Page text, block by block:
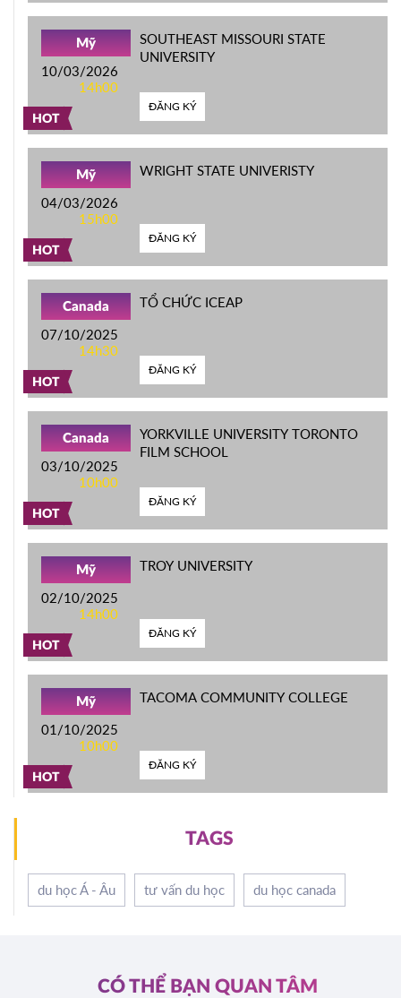
HOT
Mỹ
10/03/2026
14h00
SOUTHEAST MISSOURI STATE
UNIVERSITY
ĐĂNG KÝ
HOT
Mỹ
04/03/2026
15h00
WRIGHT STATE UNIVERISTY
ĐĂNG KÝ
HOT
Canada
07/10/2025
14h30
TỔ CHỨC ICEAP
ĐĂNG KÝ
HOT
Canada
03/10/2025
10h00
YORKVILLE UNIVERSITY TORONTO
FILM SCHOOL
ĐĂNG KÝ
HOT
Mỹ
02/10/2025
14h00
TROY UNIVERSITY
ĐĂNG KÝ
HOT
Mỹ
01/10/2025
10h00
TACOMA COMMUNITY COLLEGE
ĐĂNG KÝ
TAGS
du học Á - Âu tư vấn du học du học canada
CÓ THỂ BẠN QUAN TÂM